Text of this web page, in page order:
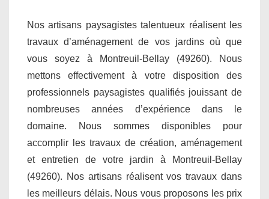
Nos artisans paysagistes talentueux réalisent les
travaux d’aménagement de vos jardins où que
vous soyez à Montreuil-Bellay (49260). Nous
mettons effectivement à votre disposition des
professionnels paysagistes qualifiés jouissant de
nombreuses années d’expérience dans le
domaine. Nous sommes disponibles pour
accomplir les travaux de création, aménagement
et entretien de votre jardin à Montreuil-Bellay
(49260). Nos artisans réalisent vos travaux dans
les meilleurs délais. Nous vous proposons les prix